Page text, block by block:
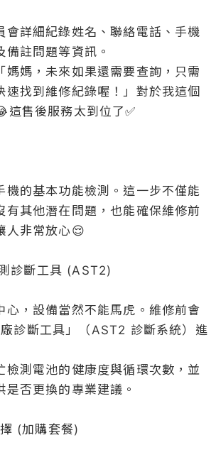
會詳細紀錄姓名、聯絡電話、手機
註問題等資訊。
媽媽，未來如果還需要查詢，只需
速找到維修紀錄喔！」對於我這個
這售後服務太到位了✅
機的基本功能檢測。這一步不僅能
有其他潛在問題，也能確保維修前
人非常放心😌
診斷工具 (AST2)
心，設備當然不能馬虎。維修前會
診斷工具」（AST2 診斷系統）進
檢測電池的健康度與循環次數，並
是否更換的專業建議。
(加購套餐)